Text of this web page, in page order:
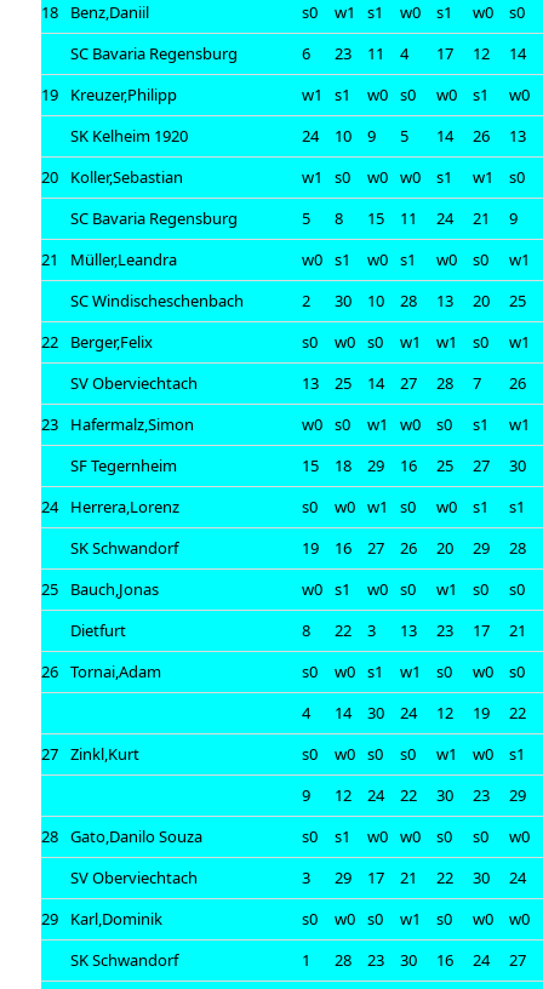
18
Benz,Daniil s0 w1 s1 w0 s1 w0
s0
SC Bavaria Regensburg
6 23 11 4 17 12
14
19
Kreuzer,Philipp w1 s1 w0 s0 w0 s1
w0
SK Kelheim 1920
24 10 9 5 14 26
13
20
Koller,Sebastian w1 s0 w0 w0 s1 w1
s0
SC Bavaria Regensburg
5 8 15 11 24 21
9
21
Müller,Leandra w0 s1 w0 s1 w0 s0
w1
SC Windischeschenbach
2 30 10 28 13 20
25
22
Berger,Felix s0 w0 s0 w1 w1 s0
w1
SV Oberviechtach
13 25 14 27 28 7
26
23
Hafermalz,Simon w0 s0 w1 w0 s0 s1
w1
SF Tegernheim
15 18 29 16 25 27
30
24
Herrera,Lorenz s0 w0 w1 s0 w0 s1
s1
SK Schwandorf
19 16 27 26 20 29
28
25
Bauch,Jonas w0 s1 w0 s0 w1 s0
s0
Dietfurt
8 22 3 13 23 17
21
26 Tornai,Adam s0 w0 s1 w1 s0 w0
s0
4
14 30 24 12 19
22
27 Zinkl,Kurt s0 w0 s0 s0 w1 w0
s1
9
12 24 22 30 23
29
28 Gato,Danilo Souza s0 s1 w0 w0 s0 s0
w0
SV Oberviechtach
3 29 17 21 22 30
24
29
Karl,Dominik s0 w0 s0 w1 s0 w0
w0
SK Schwandorf
1 28 23 30 16 24
27